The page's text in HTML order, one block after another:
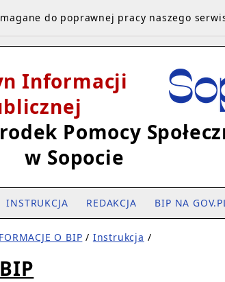
Informacji
Pomocy
w Sopocie
INSTRUKCJA REDAKCJA BIP NA
O BIP / Instrukcja /
do poprawnej pracy naszego